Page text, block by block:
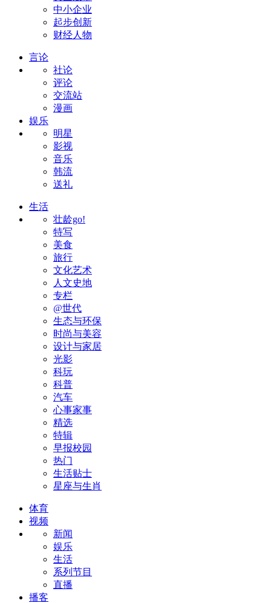
中小企业
起步创新
财经人物
言论
社论
评论
交流站
漫画
娱乐
明星
影视
音乐
韩流
送礼
生活
壮龄go!
特写
美食
旅行
文化艺术
人文史地
专栏
@世代
生态与环保
时尚与美容
设计与家居
光影
科玩
科普
汽车
心事家事
精选
特辑
早报校园
热门
生活贴士
星座与生肖
体育
视频
新闻
娱乐
生活
系列节目
直播
播客